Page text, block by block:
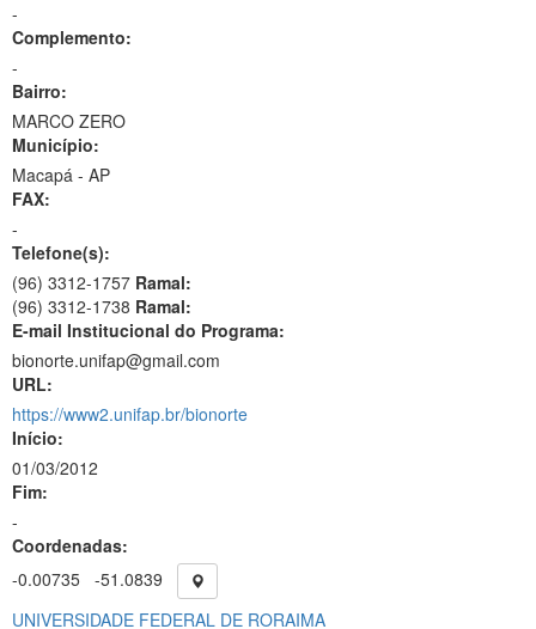
-
Complemento:
-
Bairro:
MARCO ZERO
Município:
Macapá - AP
FAX:
-
Telefone(s):
(96) 3312-1757 Ramal:
(96) 3312-1738 Ramal:
E-mail Institucional do Programa:
bionorte.unifap@gmail.com
URL:
https://www2.unifap.br/bionorte
Início:
01/03/2012
Fim:
-
Coordenadas:
-0.00735 -51.0839
UNIVERSIDADE FEDERAL DE RORAIMA